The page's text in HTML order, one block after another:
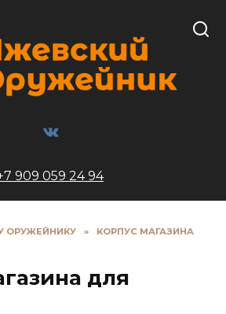
909 059 24 94
ОРУЖЕЙНИКУ »
КОРПУС МАГАЗИНА
для